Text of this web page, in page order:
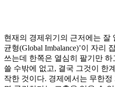
현재의 경제위기의 근저에는 잘
균형(Global Imbalance)’이 자리
쓰는데 한쪽은 열심히 팔기만
쓸 수밖에 없고, 결국 그것이 한
작한 것이다. 경제에서는 무한